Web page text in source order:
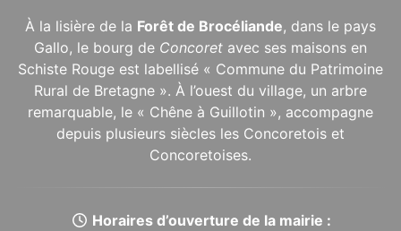
À la lisière de la Forêt de Brocéliande, dans le pays
Gallo, le bourg de Concoret avec ses maisons en
Schiste Rouge est labellisé « Commune du Patrimoine
Rural de Bretagne ». À l’ouest du village, un arbre
remarquable, le « Chêne à Guillotin », accompagne
depuis plusieurs siècles les Concoretois et
Concoretoises.
Horaires d’ouverture de la mairie :